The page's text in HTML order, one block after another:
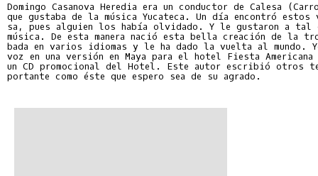
Domingo Casanova Heredia era un conductor de Calesa
que gustaba de la música Yucateca. Un día encontró
sa, pues alguien los había olvidado. Y le gustaron a tal
música. De esta manera nació esta bella creación de la
bada en varios idiomas y le ha dado la vuelta al mundo.
voz en una versión en Maya para el hotel Fiesta
un CD promocional del Hotel. Este autor escribió otros
portante como éste que espero sea de su agrado.